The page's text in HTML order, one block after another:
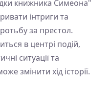
книжника Симеона"
інтриги та
за престол.
в центрі подій,
ситуації та
змінити хід історії.